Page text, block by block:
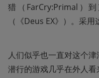
猎（FarCry:Primal）
（《Deus EX》）。采
人们似乎也一直对这个
潜行的游戏几乎在外人